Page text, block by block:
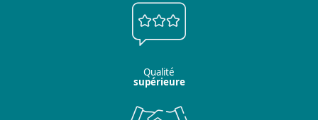
Qualité
supérieure